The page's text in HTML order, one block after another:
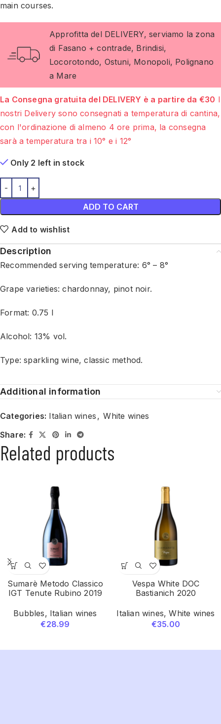
main courses.
Approfitta del DELIVERY, serviamo la zona
di Fasano + contrade, Brindisi,
Locorotondo, Ostuni, Monopoli, Polignano
a Mare
La Consegna gratuita del DELIVERY è a partire da €30 I
nostri Delivery sono consegnati a temperatura di cantina,
con l'ordinazione di almeno 4 ore prima, la consegna
sarà a temperatura tra i 10° e i 12°
Only 2 left in stock
ADD TO CART
Add to wishlist
Description
Recommended serving temperature: 6° – 8°
Grape varieties: chardonnay, pinot noir.
Format: 0.75 l
Alcohol: 13% vol.
Type: sparkling wine, classic method.
Additional information
Categories: Italian wines , White wines
Share:
Related products
Sumarè Metodo Classico
IGT Tenute Rubino 2019
Bubbles, Italian wines
€28.99
Vespa White DOC
Bastianich 2020
Italian wines,White wines
€35.00